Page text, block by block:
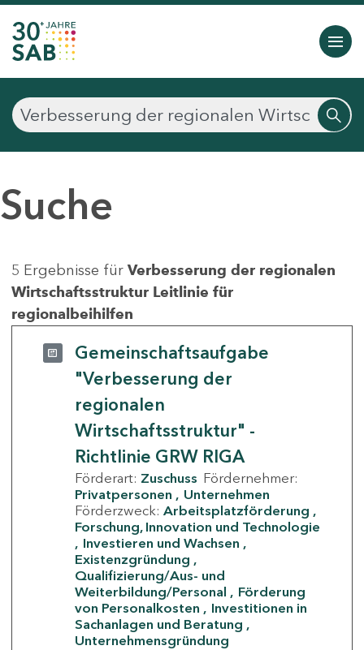
Suche
5 Ergebnisse für Verbesserung der regionalen
Wirtschaftsstruktur Leitlinie für
regionalbeihilfen
Gemeinschaftsaufgabe
"Verbesserung der
regionalen
Wirtschaftsstruktur" -
Richtlinie GRW RIGA
Förderart: Zuschuss Fördernehmer:
Privatpersonen
Unternehmen
Förderzweck: Arbeitsplatzförderung
Forschung, Innovation und Technologie
Investieren und Wachsen
Existenzgründung
Qualifizierung/Aus- und
Weiterbildung/Personal
Förderung
von Personalkosten
Investitionen in
Sachanlagen und Beratung
Unternehmensgründung